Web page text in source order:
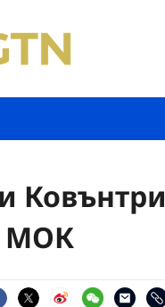
Ковънтри
МОК